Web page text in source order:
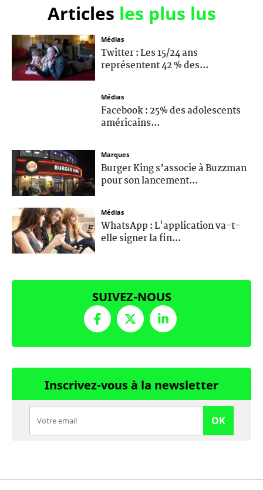
Articles les plus lus
Médias
Twitter : Les 15/24 ans
représentent 42 % des...
Médias
Facebook : 25% des adolescents
américains...
Marques
Burger King s’associe à Buzzman
pour son lancement...
Médias
WhatsApp : L'application va-t-
elle signer la fin...
SUIVEZ-NOUS
Inscrivez-vous à la newsletter
OK